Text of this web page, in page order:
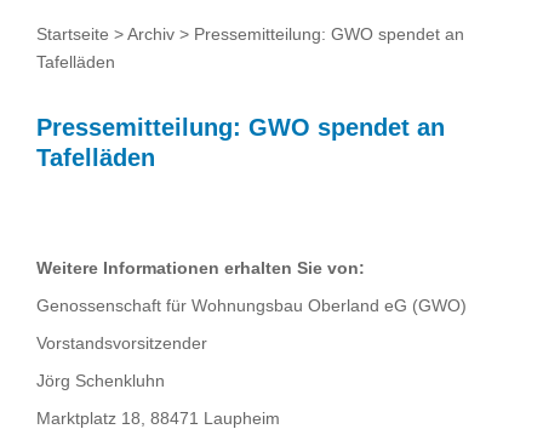
Startseite >Archiv > Pressemitteilung: GWO spendet an
Tafelläden
Pressemitteilung: GWO spendet an
Tafelläden
Weitere Informationen erhalten Sie von:
Genossenschaft für Wohnungsbau Oberland eG (GWO)
Vorstandsvorsitzender
Jörg Schenkluhn
Marktplatz 18, 88471 Laupheim